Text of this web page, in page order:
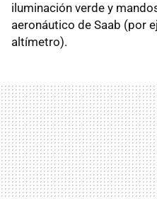
iluminación verde y
aeronáutico de Saab (por
altímetro).